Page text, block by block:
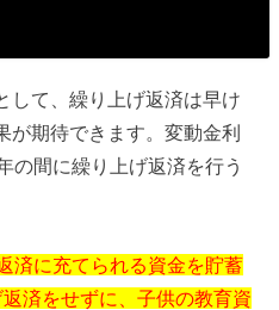
して、繰り上げ返済は早け
が期待できます。変動金利
の間に繰り上げ返済を行う
済に充てられる資金を貯蓄
済をせずに、子供の教育資